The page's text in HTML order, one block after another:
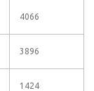
4066
3896
1424